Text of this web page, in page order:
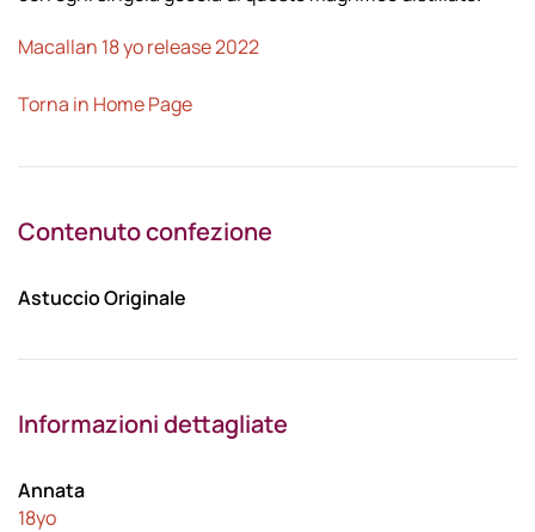
Macallan 18 yo release 2022
Torna in Home Page
Contenuto confezione
Astuccio Originale
Informazioni dettagliate
Annata
18yo